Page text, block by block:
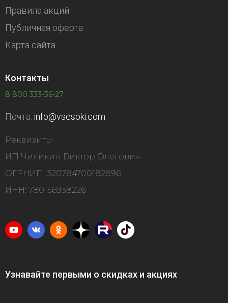
Правила акций
Публичная оферта
Карта сайта
Контакты
8 800 333-36-27
Почта: info@vsesoki.com
Реквизиты
ИП Чиликин Виктор Олегович
ОГРНИП: 320784700182896
ИНН: 780156938226
Узнавайте первыми о скидках и акциях